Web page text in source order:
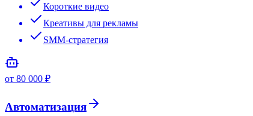
Короткие видео
Креативы для рекламы
SMM-стратегия
от 80 000 ₽
Автоматизация